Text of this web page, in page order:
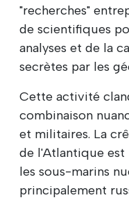
"recherches"
de scientifiques
analyses et de la
secrètes par les
Cette activité
combinaison
et militaires. La
de l'Atlantique
les sous-marins
principalement